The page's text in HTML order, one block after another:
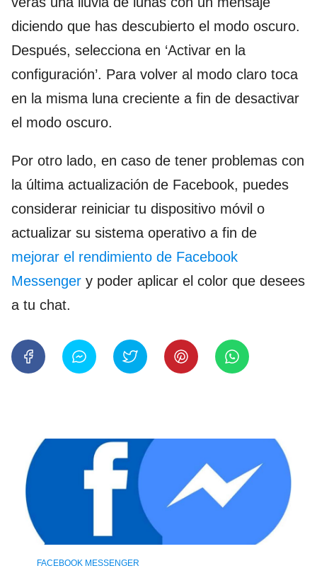
diciendo que has descubierto el modo oscuro.
Después, selecciona en ‘Activar en la
configuración’. Para volver al modo claro toca
en la misma luna creciente a fin de desactivar
el modo oscuro.
Por otro lado, en caso de tener problemas con
la última actualización de Facebook, puedes
considerar reiniciar tu dispositivo móvil o
actualizar su sistema operativo a fin de
mejorar el rendimiento de Facebook
Messenger y poder aplicar el color que desees
a tu chat.
FACEBOOK MESSENGER